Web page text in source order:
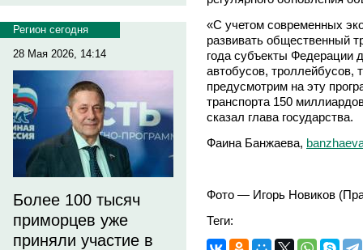
Регион сегодня
28 Мая 2026, 14:14
Более 100 тысяч
приморцев уже
приняли участие в
«С учетом современных
развивать общественный
года субъекты Федерации
автобусов, троллейбусов,
предусмотрим на эту
транспорта 150
сказал глава государства.
Фаина Банжаева,
Фото — Игорь Новиков
Теги: